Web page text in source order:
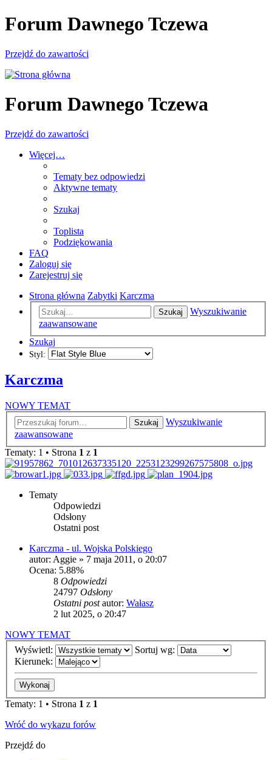
Forum Dawnego Tczewa
Przejdź do zawartości
Forum Dawnego Tczewa
Przejdź do zawartości
Więcej…
Tematy bez odpowiedzi
Aktywne tematy
Szukaj
Toplista
Podziękowania
FAQ
Zaloguj się
Zarejestruj się
Strona główna Zabytki Karczma
Szukaj
Wyszukiwanie
zaawansowane
Szukaj
Styl:
Karczma
NOWY TEMAT
Szukaj
Wyszukiwanie
zaawansowane
Tematy: 1 • Strona 1 z 1
Tematy
Odpowiedzi
Odsłony
Ostatni post
Karczma - ul. Wojska Polskiego
autor: Aggie » 7 maja 2011, o 20:07
Ocena: 5.88%
8 Odpowiedzi
24797 Odsłony
Ostatni postautor: Wałasz
2 lut 2025, o 20:47
NOWY TEMAT
Wyświetl:
Sortuj wg:
Kierunek:
Tematy: 1 • Strona 1 z 1
Wróć do wykazu forów
Przejdź do